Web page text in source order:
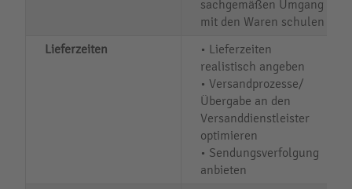
sachgemäßen Umgang
mit den Waren schulen
Lieferzeiten
• Lieferzeiten
realistisch angeben
• Versandprozesse/
Übergabe an den
Versanddienstleister
optimieren
• Sendungsverfolgung
anbieten